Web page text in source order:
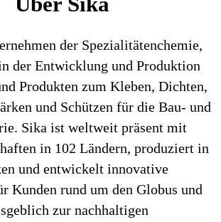
der Spezialitätenchemie,
der Entwicklung und Produktion
Produkten zum Kleben, Dichten,
und Schützen für die Bau- und
Sika ist weltweit präsent mit
in 102 Ländern, produziert in
und entwickelt innovative
Kunden rund um den Globus und
zur nachhaltigen